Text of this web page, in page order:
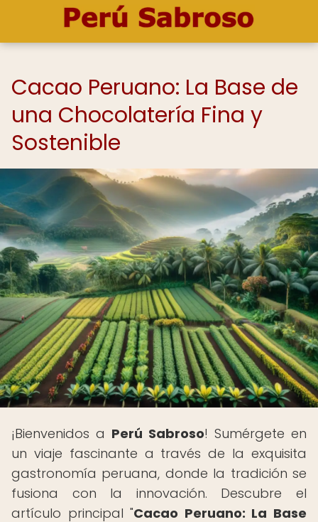
Cacao Peruano: La Base de
una Chocolatería Fina y
Sostenible
¡Bienvenidos a Perú Sabroso! Sumérgete en
un viaje fascinante a través de la exquisita
gastronomía peruana, donde la tradición se
fusiona con la innovación. Descubre el
artículo principal "Cacao Peruano: La Base